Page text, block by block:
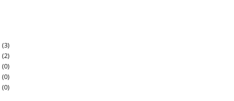
(3)
(2)
(0)
(0)
(0)